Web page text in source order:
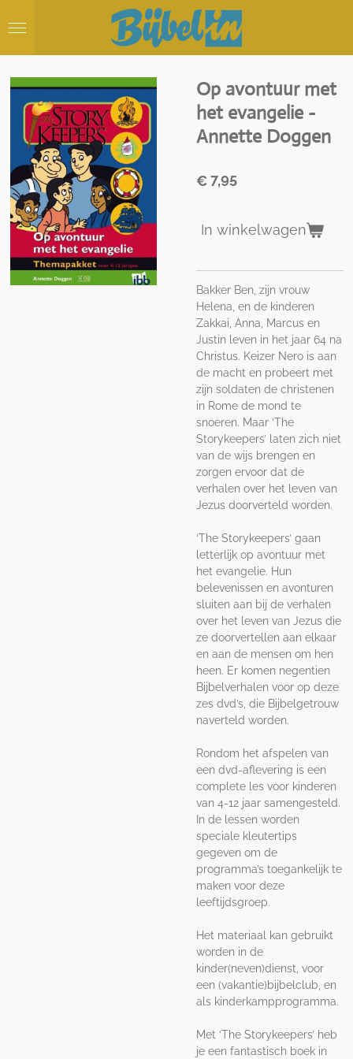
direct
hoofdinhoud
Op avontuur met
het evangelie -
Annette Doggen
€ 7,95
In winkelwagen
Bakker Ben, zijn vrouw
Helena, en de kinderen
Zakkai, Anna, Marcus en
Justin leven in het jaar 64 na
Christus. Keizer Nero is aan
de macht en probeert met
zijn soldaten de christenen
in Rome de mond te
snoeren. Maar ‘The
Storykeepers’ laten zich niet
van de wijs brengen en
zorgen ervoor dat de
verhalen over het leven van
Jezus doorverteld worden.
‘The Storykeepers’ gaan
letterlijk op avontuur met
het evangelie. Hun
belevenissen en avonturen
sluiten aan bij de verhalen
over het leven van Jezus die
ze doorvertellen aan elkaar
en aan de mensen om hen
heen. Er komen negentien
Bijbelverhalen voor op deze
zes dvd’s, die Bijbelgetrouw
naverteld worden.
Rondom het afspelen van
een dvd-aflevering is een
complete les voor kinderen
van 4-12 jaar samengesteld.
In de lessen worden
speciale kleutertips
gegeven om de
programma’s toegankelijk te
maken voor deze
leeftijdsgroep.
Het materiaal kan gebruikt
worden in de
kinder(neven)dienst, voor
een (vakantie)bijbelclub, en
als kinderkampprogramma.
Met ‘The Storykeepers’ heb
je een fantastisch boek in